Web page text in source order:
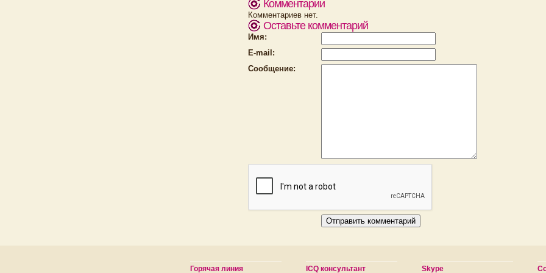
Комментарии
Комментариев нет.
Оставьте комментарий
Имя:
E-mail:
Сообщение:
Горячая линия ICQ консультант Skype